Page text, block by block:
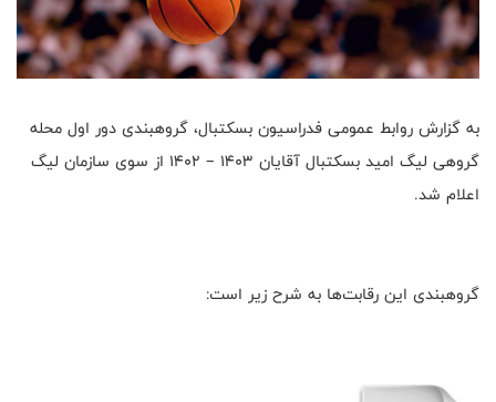
به گزارش روابط عمومی فدراسیون بسکتبال، گروهبندی دور اول محله
گروهی لیگ امید بسکتبال آقایان 1403 – 1402 از سوی سازمان لیگ
اعلام شد.
گروهبندی این رقابت‌ها به شرح زیر است: